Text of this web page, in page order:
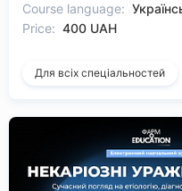
Course language:
Price: 400 UAH
Для всіх спеціальностей